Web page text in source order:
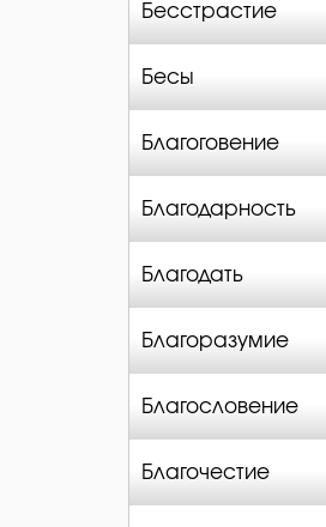
Бесстрастие
Бесы
Благоговение
Благодарность
Благодать
Благоразумие
Благословение
Благочестие